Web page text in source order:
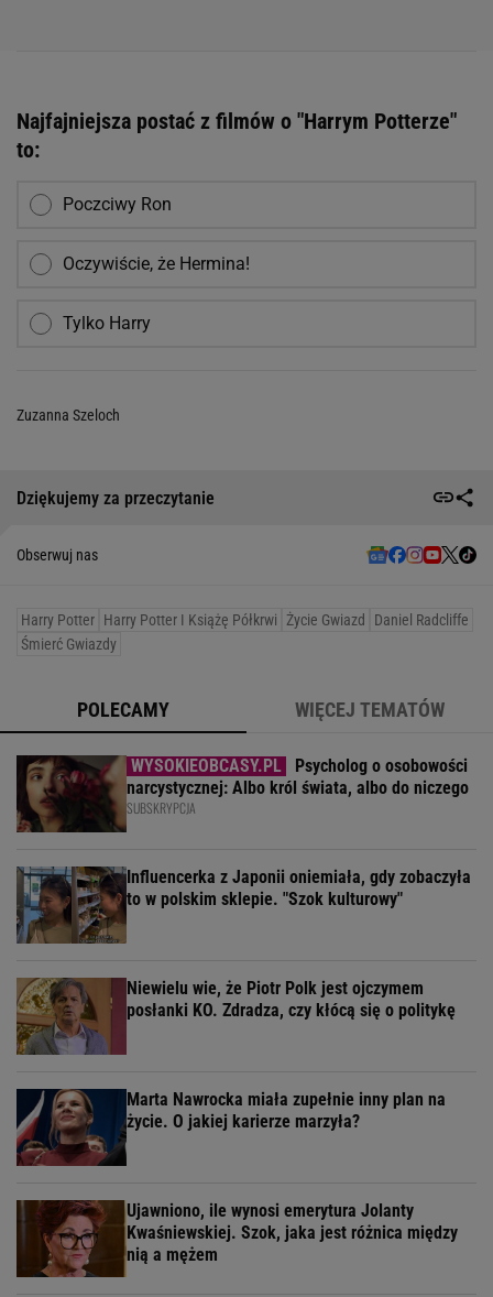
Najfajniejsza postać z filmów o "Harrym Potterze"
to:
Poczciwy Ron
Oczywiście, że Hermina!
Tylko Harry
Zuzanna Szeloch
Dziękujemy za przeczytanie
Obserwuj nas
Harry Potter Harry Potter I Książę Półkrwi Życie Gwiazd
Daniel Radcliffe
Śmierć Gwiazdy
POLECAMY WIĘCEJ TEMATÓW
Psycholog o osobowości
narcystycznej: Albo król świata, albo do niczego
SUBSKRYPCJA
Influencerka z Japonii oniemiała, gdy zobaczyła
to w polskim sklepie. "Szok kulturowy"
Niewielu wie, że Piotr Polk jest ojczymem
posłanki KO. Zdradza, czy kłócą się o politykę
Marta Nawrocka miała zupełnie inny plan na
życie. O jakiej karierze marzyła?
Ujawniono, ile wynosi emerytura Jolanty
Kwaśniewskiej. Szok, jaka jest różnica między
nią a mężem